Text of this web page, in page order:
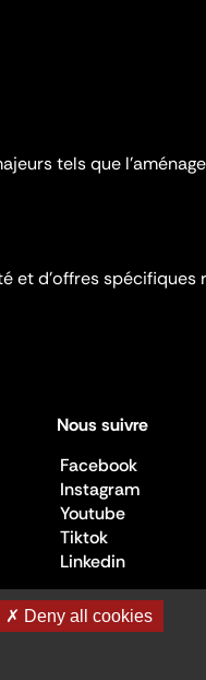
tels que
et d’offres spécifiques
Nous suivre
Facebook
Instagram
Youtube
Tiktok
Linkedin
✗ Deny all cookies